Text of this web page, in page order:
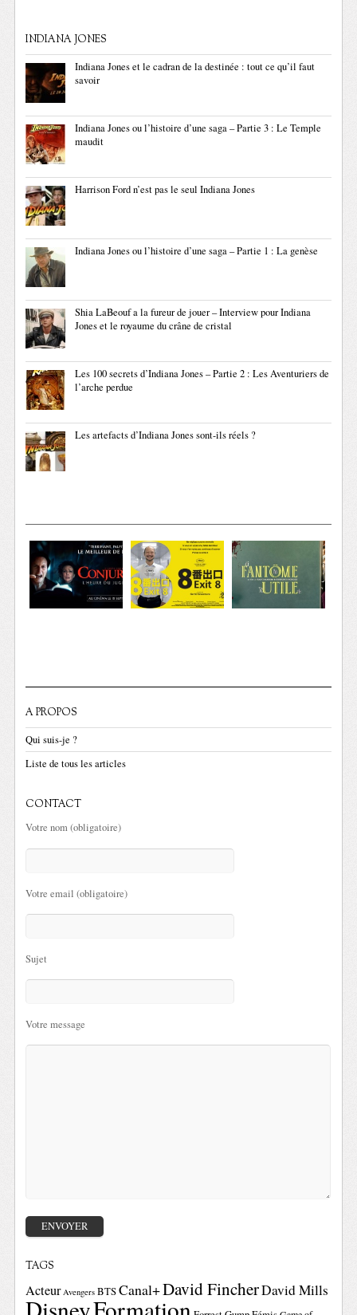
INDIANA JONES
Indiana Jones et le cadran de la destinée : tout ce qu’il faut
savoir
Indiana Jones ou l’histoire d’une saga – Partie 3 : Le Temple
maudit
Harrison Ford n’est pas le seul Indiana Jones
Indiana Jones ou l’histoire d’une saga – Partie 1 : La genèse
Shia LaBeouf a la fureur de jouer – Interview pour Indiana
Jones et le royaume du crâne de cristal
Les 100 secrets d’Indiana Jones – Partie 2 : Les Aventuriers de
l’arche perdue
Les artefacts d’Indiana Jones sont-ils réels ?
A PROPOS
Qui suis-je ?
Liste de tous les articles
CONTACT
Votre nom (obligatoire)
Votre email (obligatoire)
Sujet
Votre message
TAGS
Acteur Avengers BTSCanal+David FincherDavid Mills